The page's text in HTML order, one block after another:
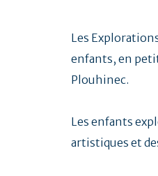
Les
enfants, en
Plouhinec.
Les enfants
artistiques et